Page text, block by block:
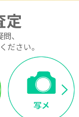
定
、
ださい。